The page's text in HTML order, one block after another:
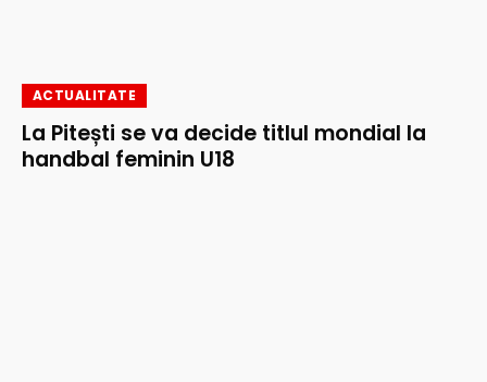
ACTUALITATE
La Pitești se va decide titlul mondial la
handbal feminin U18